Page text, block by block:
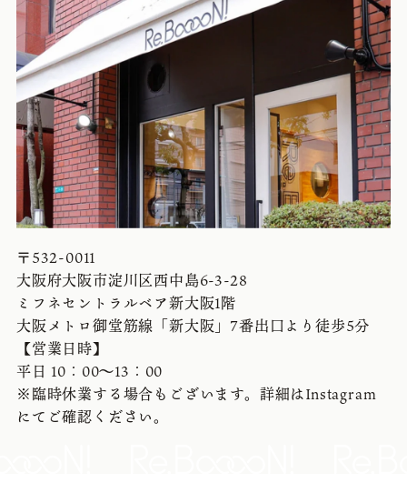
〒532-0011
大阪府大阪市淀川区西中島6-3-28
ミフネセントラルベア新大阪1階
大阪メトロ御堂筋線「新大阪」7番出口より徒歩5分
【営業日時】
平日 10：00〜13：00
※臨時休業する場合もございます。詳細はInstagram
にてご確認ください。